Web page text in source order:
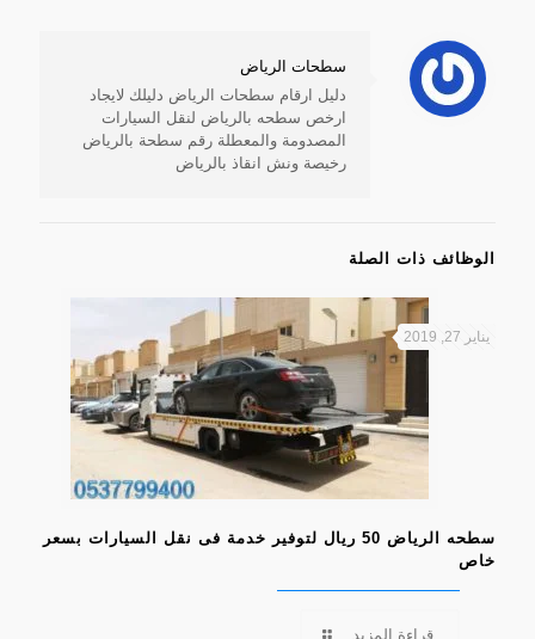
سطحات الرياض
دليل ارقام سطحات الرياض دليلك لايجاد
ارخص سطحه بالرياض لنقل السيارات
المصدومة والمعطلة رقم سطحة بالرياض
رخيصة ونش انقاذ بالرياض
الوظائف ذات الصلة
يناير 27, 2019
سطحه الرياض 50 ريال لتوفير خدمة فى نقل السيارات بسعر
خاص
قراءة المزيد